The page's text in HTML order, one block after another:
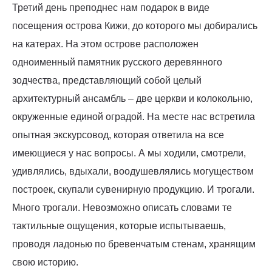
Третий день преподнес нам подарок в виде
посещения острова Кижи, до которого мы добирались
на катерах. На этом острове расположен
одноименный памятник русского деревянного
зодчества, представляющий собой целый
архитектурный ансамбль – две церкви и колокольню,
окруженные единой оградой. На месте нас встретила
опытная экскурсовод, которая ответила на все
имеющиеся у нас вопросы. А мы ходили, смотрели,
удивлялись, вдыхали, воодушевлялись могуществом
построек, скупали сувенирную продукцию. И трогали.
Много трогали. Невозможно описать словами те
тактильные ощущения, которые испытываешь,
проводя ладонью по бревенчатым стенам, хранящим
свою историю.